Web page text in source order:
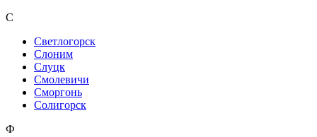
С
Светлогорск
Слоним
Слуцк
Смолевичи
Сморгонь
Солигорск
Ф